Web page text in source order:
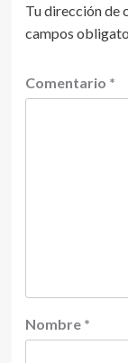
Tu dirección de
campos
Comentario *
Nombre *